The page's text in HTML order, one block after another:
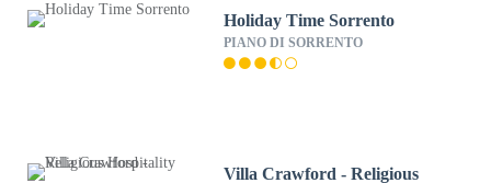
Holiday Time Sorrento
PIANO DI SORRENTO
Villa Crawford - Religious